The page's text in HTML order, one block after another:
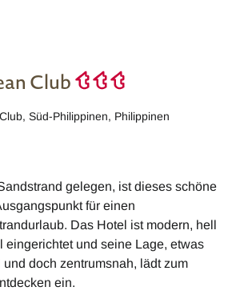
Club
,Süd-Philippinen, Philippinen
gelegen, ist dieses schöne
für einen
Das Hotel ist modern, hell
eingerichtet und seine Lage, etwas
doch zentrumsnah, lädt zum
ein.